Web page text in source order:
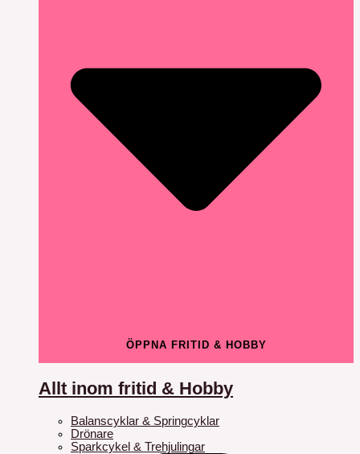
ÖPPNA FRITID & HOBBY
Allt inom fritid & Hobby
Balanscyklar & Springcyklar
Drönare
Sparkcykel & Trehjulingar